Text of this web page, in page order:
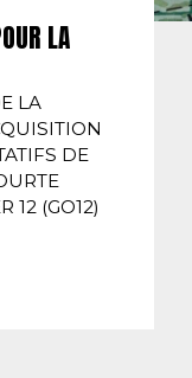
LA
LA
DE
12 (GO12)